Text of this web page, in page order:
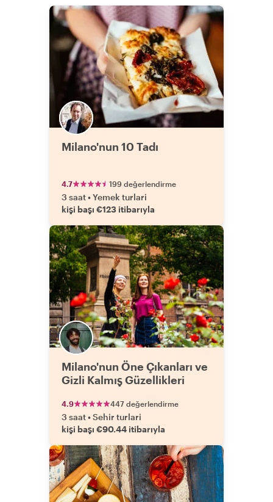
Milano'nun 10 Tadı
4.7 199 değerlendirme
3 saat•Yemek turlari
kişi başı €123 itibarıyla
Milano'nun Öne Çıkanları ve
Gizli Kalmış Güzellikleri
4.9 447 değerlendirme
3 saat•Sehir turlari
kişi başı €90.44 itibarıyla